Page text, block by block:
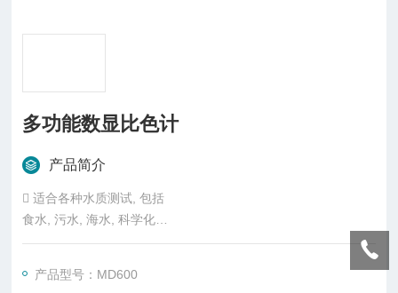
多功能数显比色计
产品简介
􀂾 适合各种水质测试, 包括
食水, 污水, 海水, 科学化
验等
不同测试方法（参数）, 如
产品型号：MD600